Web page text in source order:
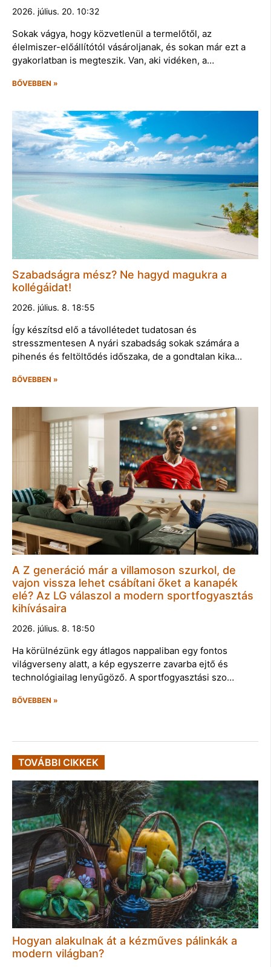
2026. július. 20. 10:32
Sokak vágya, hogy közvetlenül a termelőtől, az
élelmiszer-előállítótól vásároljanak, és sokan már ezt a
gyakorlatban is megteszik. Van, aki vidéken, a…
BŐVEBBEN »
Szabadságra mész? Ne hagyd magukra a
kollégáidat!
2026. július. 8. 18:55
Így készítsd elő a távollétedet tudatosan és
stresszmentesen A nyári szabadság sokak számára a
pihenés és feltöltődés időszaka, de a gondtalan kika…
BŐVEBBEN »
A Z generáció már a villamoson szurkol, de
vajon vissza lehet csábítani őket a kanapék
elé? Az LG válaszol a modern sportfogyasztás
kihívásaira
2026. július. 8. 18:50
Ha körülnézünk egy átlagos nappaliban egy fontos
világverseny alatt, a kép egyszerre zavarba ejtő és
technológiailag lenyűgöző. A sportfogyasztási szo…
BŐVEBBEN »
TOVÁBBI CIKKEK
Hogyan alakulnak át a kézműves pálinkák a
modern világban?